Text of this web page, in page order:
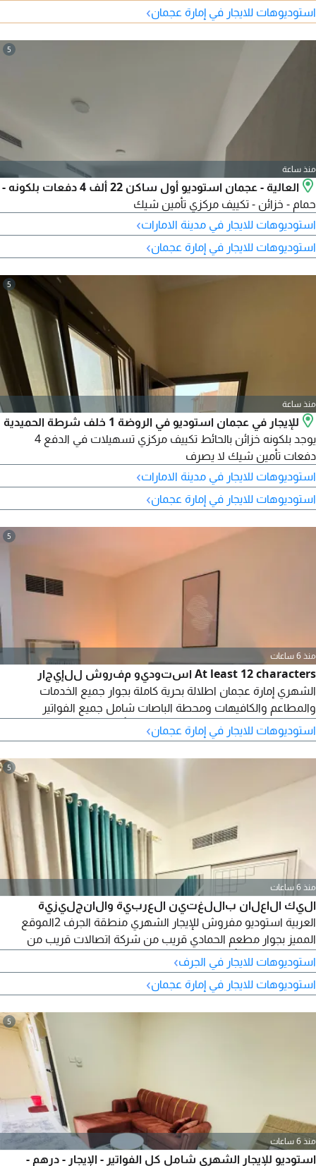
استوديوهات للايجار في إمارة عجمان›
5
منذ ساعة
العالية - عجمان استوديو أول ساكن 22 ألف 4 دفعات بلكونه -
حمام - خزائن - تكييف مركزي تأمين شيك
استوديوهات للايجار في مدينة الامارات›
استوديوهات للايجار في إمارة عجمان›
5
منذ ساعة
للإيجار في عجمان استوديو في الروضة 1 خلف شرطة الحميدية
يوجد بلكونه خزائن بالحائط تكييف مركزي تسهيلات في الدفع 4
دفعات تأمين شيك لا يصرف
استوديوهات للايجار في مدينة الامارات›
استوديوهات للايجار في إمارة عجمان›
5
منذ 6 ساعات
At least 12 characters استوديو مفروش للإيجار
الشهري إمارة عجمان اطلالة بحرية كاملة بجوار جميع الخدمات
والمطاعم والكافيهات ومحطة الباصات شامل جميع الفواتير
والانترنت والباركينج ترابي واسع الإيجار - التأمين مسترد عند الخروج
500 للتواصل
استوديوهات للايجار في إمارة عجمان›
5
منذ 6 ساعات
اليك الاعلان باللغتين العربية والانجليزية
العربية استوديو مفروش للإيجار الشهري منطقة الجرف 2الموقع
المميز بجوار مطعم الحمادي قريب من شركة اتصالات قريب من
الصرف الصحي الانترنت للتواصل English Furnished Studio for
monthly rent Al Jerf 2Prime Location Next to Al Hammadi
استوديوهات للايجار في الجرف›
استوديوهات للايجار في إمارة عجمان›
5
منذ 6 ساعات
استوديو للإيجار الشهري شامل كل الفواتير - الإيجار - درهم -